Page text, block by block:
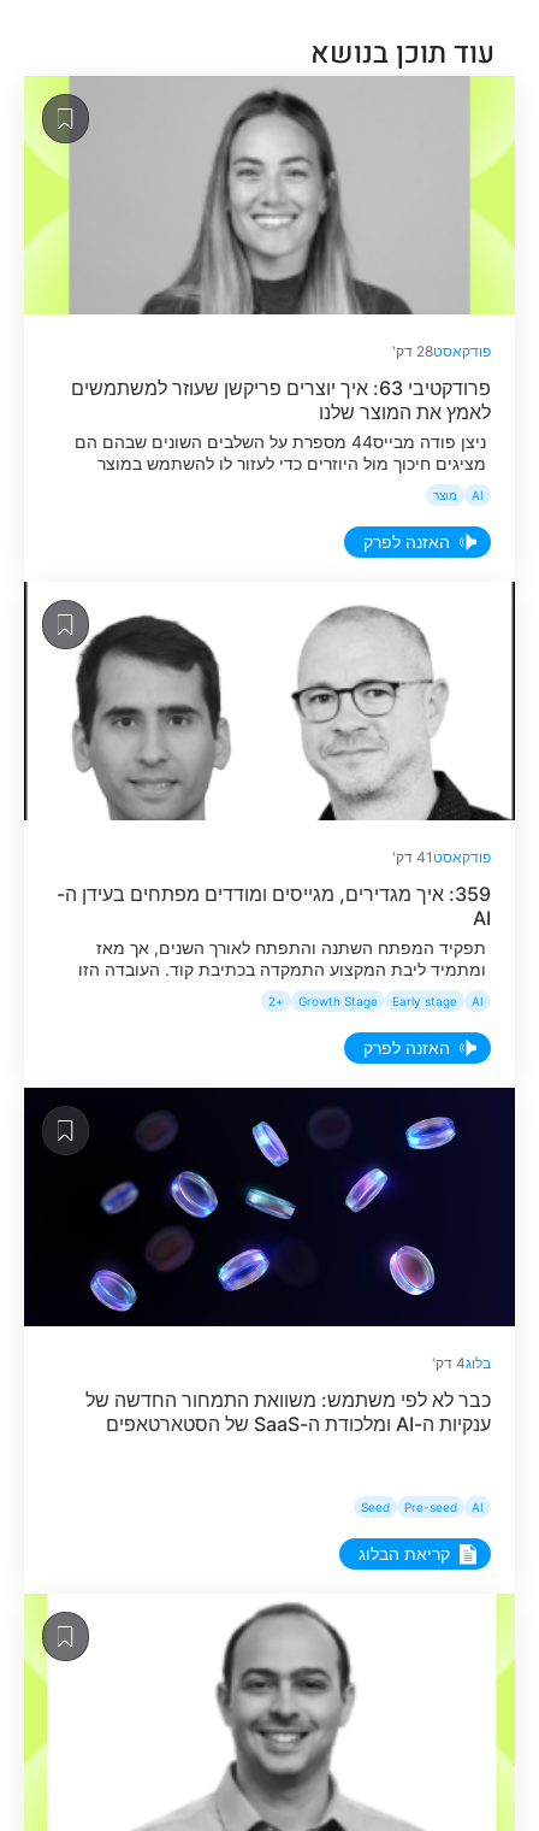
עוד תוכן בנושא
פודקאסט28 דק'
פרודקטיבי 63: איך יוצרים פריקשן שעוזר למשתמשים
לאמץ את המוצר שלנו
ניצן פודה מבייס44 מספרת על השלבים השונים שבהם הם
מציגים חיכוך מול היוזרים כדי לעזור לו להשתמש במוצר
באופן מיטבי.
AI מוצר
האזנה לפרק
פודקאסט 41 דק'
359: איך מגדירים, מגייסים ומודדים מפתחים בעידן ה-
AI
תפקיד המפתח השתנה והתפתח לאורך השנים, אך מאז
ומתמיד ליבת המקצוע התמקדה בכתיבת קוד. העובדה הזו
בצורה טובה, מהירה ובנפחים גדולים. ארגוני פיתוח מוכרחים
לבחון כיום מחדש את תהליכי העבודה, כאשר היומיום של
המפתחים עובר בהדרגה מכתיבת הקוד עצמו למקום של ניהול
AI
Early stage
Growth Stage
+2
האזנה לפרק
בלוג4 דק'
כבר לא לפי משתמש: משוואת התמחור החדשה של
ענקיות ה-AI ומלכודת ה-SaaS של הסטארטאפים
AI
Pre-seed
Seed
קריאת הבלוג